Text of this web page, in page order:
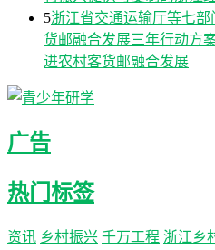
5浙江省交通运输厅等七
货邮融合发展三年行动方
进农村客货邮融合发展
广告
热门标签
资讯 乡村振兴 千万工程 浙江乡